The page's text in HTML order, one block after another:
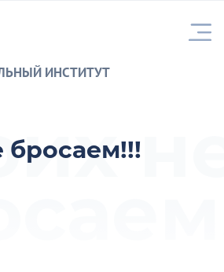
ИНСТИТУТ
бросаем!!!